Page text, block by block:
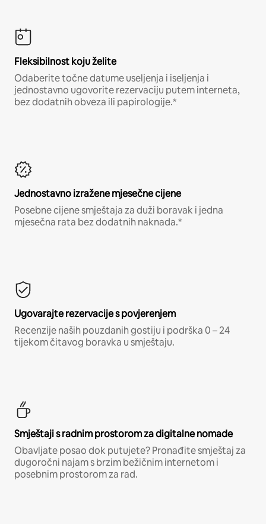
Fleksibilnost koju želite
Odaberite točne datume useljenja i iseljenja i
jednostavno ugovorite rezervaciju putem interneta,
bez dodatnih obveza ili papirologije.*
Jednostavno izražene mjesečne cijene
Posebne cijene smještaja za duži boravak i jedna
mjesečna rata bez dodatnih naknada.*
Ugovarajte rezervacije s povjerenjem
Recenzije naših pouzdanih gostiju i podrška 0 – 24
tijekom čitavog boravka u smještaju.
Smještaji s radnim prostorom za digitalne nomade
Obavljate posao dok putujete? Pronađite smještaj za
dugoročni najam s brzim bežičnim internetom i
posebnim prostorom za rad.